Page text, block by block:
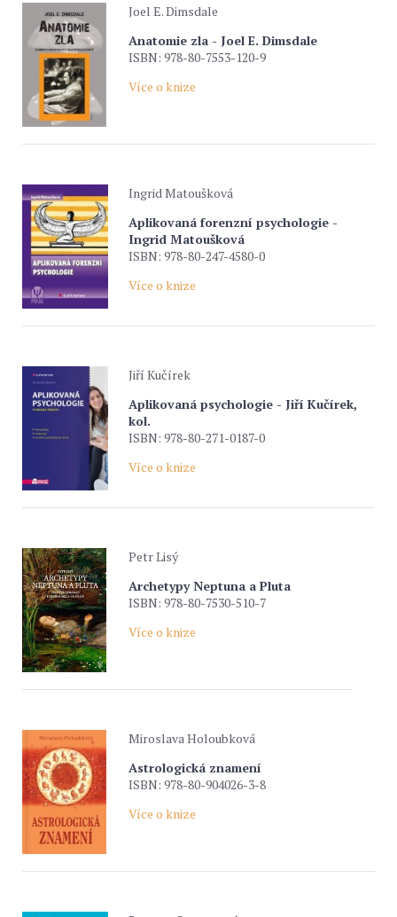
Joel E. Dimsdale
Anatomie zla - Joel E. Dimsdale
ISBN: 978-80-7553-120-9
Více o knize
Ingrid Matoušková
Aplikovaná forenzní psychologie -
Ingrid Matoušková
ISBN: 978-80-247-4580-0
Více o knize
Jiří Kučírek
Aplikovaná psychologie - Jiří Kučírek,
kol.
ISBN: 978-80-271-0187-0
Více o knize
Petr Lisý
Archetypy Neptuna a Pluta
ISBN: 978-80-7530-510-7
Více o knize
Miroslava Holoubková
Astrologická znamení
ISBN: 978-80-904026-3-8
Více o knize